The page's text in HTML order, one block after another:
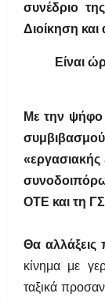
συνέδριο
Διοίκηση
Είναι
Με την ψήφο
ΟΤΕ και τη
Θα αλλάξεις
κίνημα με
ταξικά